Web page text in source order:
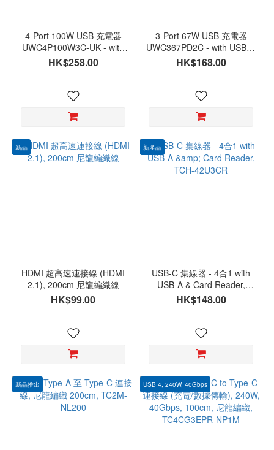
4-Port 100W USB 充電器
UWC4P100W3C-UK - with
USB-C & USB-A
HK$258.00
3-Port 67W USB 充電器
UWC367PD2C - with USB-C
& USB-A
HK$168.00
新品
HDMI 超高速連接線 (HDMI
2.1), 200cm 尼龍編織線
HK$99.00
新產品
USB-C 集線器 - 4合1 with
USB-A & Card Reader,
TCH-42U3CR
HK$148.00
新品推出 USB 4, 240W, 40Gbps